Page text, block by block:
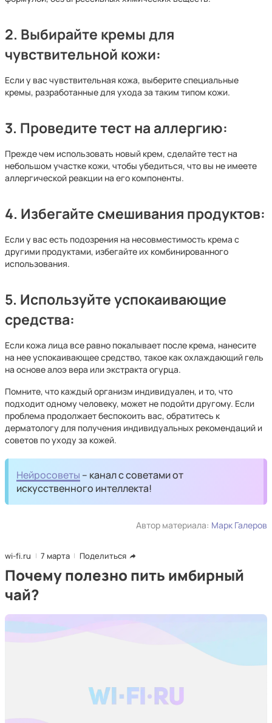
2. Выбирайте кремы для
чувствительной кожи:
Если у вас чувствительная кожа, выберите специальные
кремы, разработанные для ухода за таким типом кожи.
3. Проведите тест на аллергию:
Прежде чем использовать новый крем, сделайте тест на
небольшом участке кожи, чтобы убедиться, что вы не имеете
аллергической реакции на его компоненты.
4. Избегайте смешивания продуктов:
Если у вас есть подозрения на несовместимость крема с
другими продуктами, избегайте их комбинированного
использования.
5. Используйте успокаивающие
средства:
Если кожа лица все равно покалывает после крема, нанесите
на нее успокаивающее средство, такое как охлаждающий гель
на основе алоэ вера или экстракта огурца.
Помните, что каждый организм индивидуален, и то, что
подходит одному человеку, может не подойти другому. Если
проблема продолжает беспокоить вас, обратитесь к
дерматологу для получения индивидуальных рекомендаций и
советов по уходу за кожей.
Нейросоветы – канал с советами от
искусственного интеллекта!
Автор материала: Марк Галеров
wi-fi.ru 7 марта Поделиться
Почему полезно пить имбирный
чай?